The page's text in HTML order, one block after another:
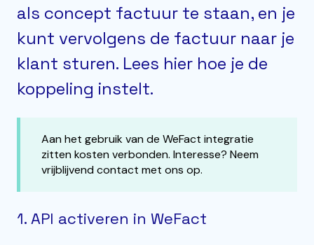
als concept factuur te staan, en je
kunt vervolgens de factuur naar je
klant sturen. Lees hier hoe je de
koppeling instelt.
Aan het gebruik van de WeFact integratie
zitten kosten verbonden. Interesse? Neem
vrijblijvend contact met ons op.
1. API activeren in WeFact